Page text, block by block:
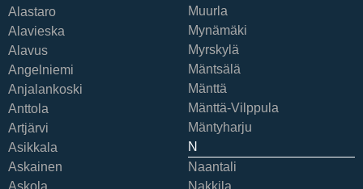
Alastaro
Alavieska
Alavus
Angelniemi
Anjalankoski
Anttola
Artjärvi
Asikkala
Askainen
Askola
Muurla
Mynämäki
Myrskylä
Mäntsälä
Mänttä
Mänttä-Vilppula
Mäntyharju
N
Naantali
Nakkila